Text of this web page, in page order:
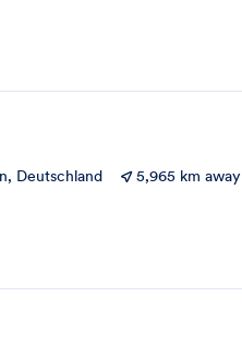
Deutschland
5,965 km away